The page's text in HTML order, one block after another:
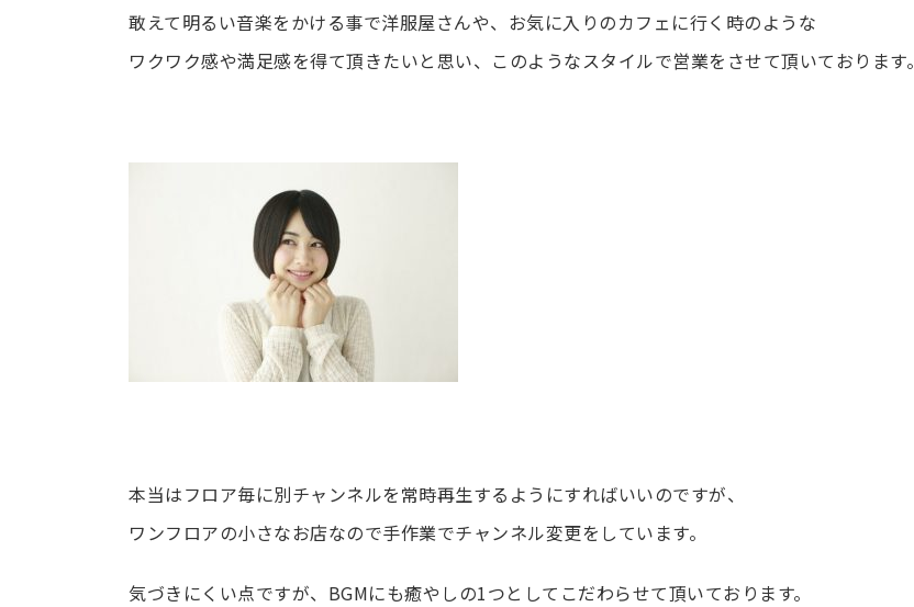
敢えて明るい音楽をかける事で洋服屋さんや、お気に入りのカフェに行く時のような
ワクワク感や満足感を得て頂きたいと思い、このようなスタイルで営業をさせて頂いております。
本当はフロア毎に別チャンネルを常時再生するようにすればいいのですが、
ワンフロアの小さなお店なので手作業でチャンネル変更をしています。
気づきにくい点ですが、BGMにも癒やしの1つとしてこだわらせて頂いております。